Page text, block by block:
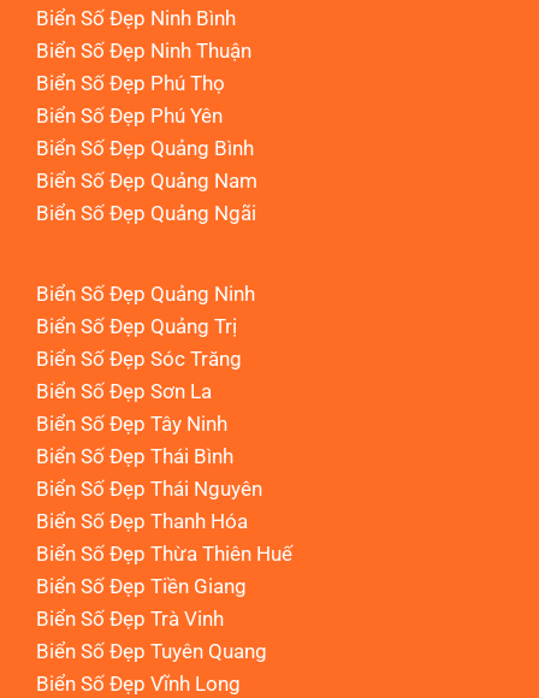
Biển Số Đẹp Ninh Bình
Biển Số Đẹp Ninh Thuận
Biển Số Đẹp Phú Thọ
Biển Số Đẹp Phú Yên
Biển Số Đẹp Quảng Bình
Biển Số Đẹp Quảng Nam
Biển Số Đẹp Quảng Ngãi
Biển Số Đẹp Quảng Ninh
Biển Số Đẹp Quảng Trị
Biển Số Đẹp Sóc Trăng
Biển Số Đẹp Sơn La
Biển Số Đẹp Tây Ninh
Biển Số Đẹp Thái Bình
Biển Số Đẹp Thái Nguyên
Biển Số Đẹp Thanh Hóa
Biển Số Đẹp Thừa Thiên Huế
Biển Số Đẹp Tiền Giang
Biển Số Đẹp Trà Vinh
Biển Số Đẹp Tuyên Quang
Biển Số Đẹp Vĩnh Long